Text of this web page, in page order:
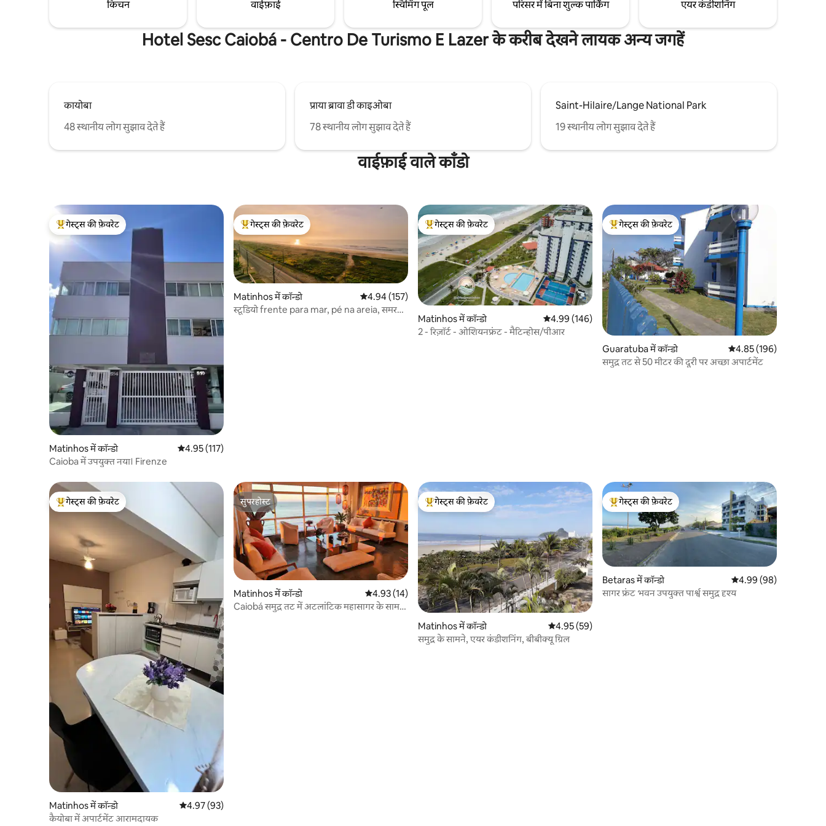
किचन वाईफ़ाई स्विमिंग पूल परिसर में बिना शुल्क पार्किंग एयर कंडीशनिंग
Hotel Sesc Caiobá - Centro De Turismo E Lazer के करीब देखने लायक अन्य जगहें
कायोबा
48 स्थानीय लोग सुझाव देते हैं
प्राया ब्रावा डी काइओबा
78 स्थानीय लोग सुझाव देते हैं
Saint-Hilaire/Lange National Park
19 स्थानीय लोग सुझाव देते हैं
वाईफ़ाई वाले काँडो
गेस्ट्स का टॉप फ़ेवरेट
गेस्ट्स की फ़ेवरेट
Matinhos में कॉन्डो औसत रेटिंग 5 में से 4.95, 117 समीक्षाएँ
4.95 (117)
Caioba में उपयुक्त नया। Firenze
गेस्ट्स का टॉप फ़ेवरेट
गेस्ट्स की फ़ेवरेट
Matinhos में कॉन्डो औसत रेटिंग 5 में से 4.94, 157 समीक्षाएँ
4.94 (157)
स्टूडियो frente para mar, pé na areia, समर
गेस्ट्स का टॉप फ़ेवरेट
गेस्ट्स की फ़ेवरेट
Matinhos में कॉन्डो औसत रेटिंग 5 में से 4.99, 146 समीक्षाएँ
4.99 (146)
2 - रिज़ॉर्ट - ओशियनफ्रंट - मैटिन्होस/पीआर
गेस्ट्स का टॉप फ़ेवरेट
गेस्ट्स की फ़ेवरेट
Guaratuba में कॉन्डो औसत रेटिंग 5 में से 4.85,
4.85 (196)
समुद्र तट से 50 मीटर की दूरी पर अच्छा अपार्टमेंट
गेस्ट्स का टॉप फ़ेवरेट
गेस्ट्स की फ़ेवरेट
Matinhos में कॉन्डो औसत रेटिंग 5 में से 4.97, 93 समीक्षाएँ
4.97 (93)
कैयोबा में अपार्टमेंट आरामदायक
सुपरहोस्ट
सुपरहोस्ट
Matinhos में कॉन्डो औसत रेटिंग 5 में से 4.93, 14 समीक्षाएँ
4.93 (14)
Caiobá समुद्र तट में अटलांटिक महासागर के सामने
गेस्ट्स का टॉप फ़ेवरेट
गेस्ट्स की फ़ेवरेट
Matinhos में कॉन्डो औसत रेटिंग 5 में से 4.95, 59 समीक्षाएँ
4.95 (59)
समुद्र के सामने, एयर कंडीशनिंग, बीबीक्यू ग्रिल
गेस्ट्स का टॉप फ़ेवरेट
गेस्ट्स की फ़ेवरेट
Betaras में कॉन्डो औसत रेटिंग 5 में से 4.99,
4.99 (98)
सागर फ्रंट भवन उपयुक्त पार्श्व समुद्र दृश्य